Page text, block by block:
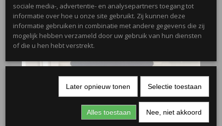
NAAM EN GEBOORTEJAAR
sociale media-, advertentie- en analysepartners toegang tot
informatie over hoe u onze site gebruikt. Zij kunnen deze
informatie gebruiken in combinatie met andere gegevens die zij
mogelijk hebben verzameld door uw gebruik van hun diensten
of die u hen hebt verstrekt.
Later opnieuw tonen Selectie toestaan
Alles toestaan Nee, niet akkoord